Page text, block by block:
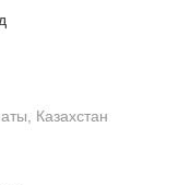
Казахстан